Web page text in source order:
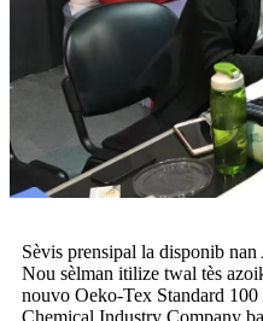
Sèvis prensipal la disponib
Nou sèlman itilize twal tès
nouvo Oeko-Tex Standard